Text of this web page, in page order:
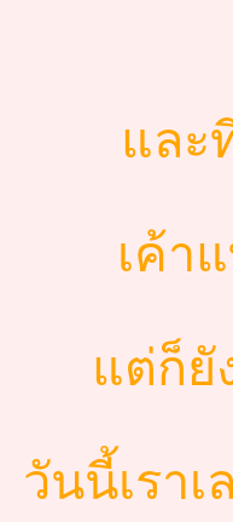
และ
เค้า
แต่ก็ยั
วันนี้เรา